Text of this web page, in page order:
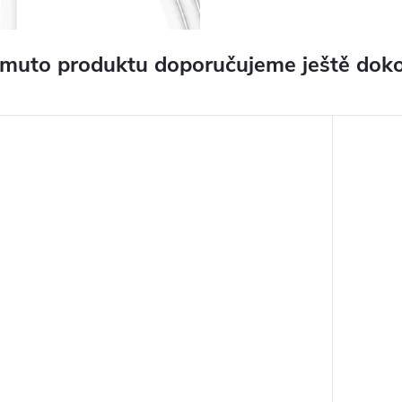
produktu doporučujeme ještě